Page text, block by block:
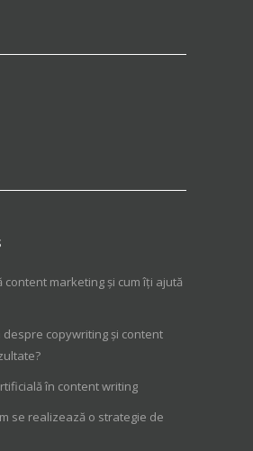
content marketing și cum îți ajută
despre copywriting și content
în content writing
se realizează o strategie de